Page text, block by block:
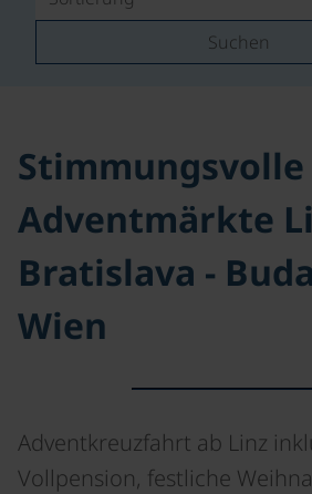
Suchen
Stimmungsvolle
Adventmärkte
Bratislava -
Wien
Adventkreuzfahrt ab Linz
Vollpension, festliche